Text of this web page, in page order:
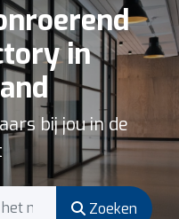
in
bij jou in de
Zoeken